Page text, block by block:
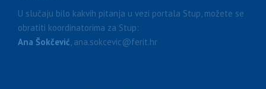
U slučaju bilo kakvih pitanja u vezi portala Stup, možete se
obratiti koordinatorima za Stup:
Ana Šokčević, ana.sokcevic@ferit.hr